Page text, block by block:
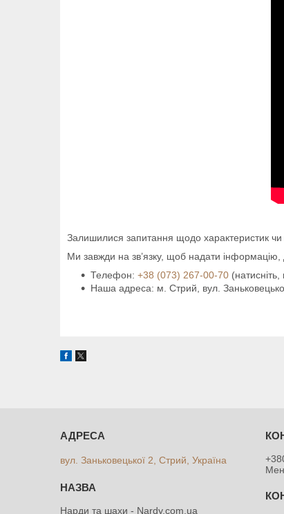
Залишилися запитання щодо характеристик чи
Ми завжди на зв’язку, щоб надати
Телефон: +38 (073) 267-00-70
Наша адреса: м. Стрий, вул.
вул. Заньковецької 2, Стрий, Україна
Нарди та шахи - Nardy.com.ua